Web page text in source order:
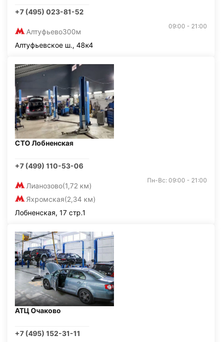
+7 (495) 023-81-52
Алтуфьево300м
09:00 - 21:00
Алтуфьевское ш., 48к4
СТО Лобненская
+7 (499) 110-53-06
Лианозово(1,72 км)
Яхромская(2,34 км)
Пн-Вс: 09:00 - 21:00
Лобненская, 17 стр.1
АТЦ Очаково
+7 (495) 152-31-11